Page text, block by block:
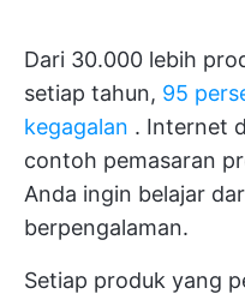
Dari 30.000 lebih
setiap tahun, 95
kegagalan . Internet
contoh pemasaran
Anda ingin belajar
berpengalaman.
Setiap produk yang